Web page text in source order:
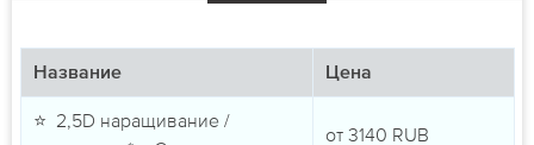
Название Цена
⭐ 2,5D наращивание /
от 3140 RUB